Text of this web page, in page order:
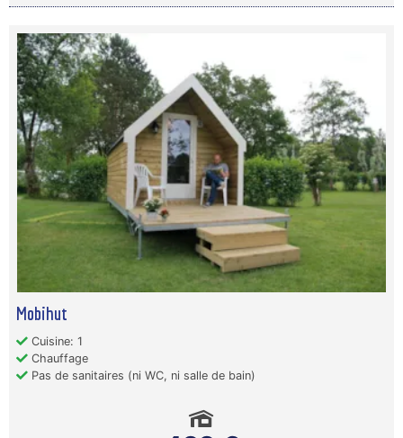
Mobihut
Cuisine: 1
Chauffage
Pas de sanitaires (ni WC, ni salle de bain)